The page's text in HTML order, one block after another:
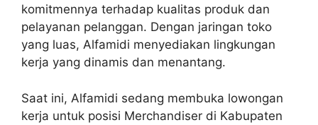
komitmennya terhadap kualitas produk dan
pelayanan pelanggan. Dengan jaringan toko
yang luas, Alfamidi menyediakan lingkungan
kerja yang dinamis dan menantang.
Saat ini, Alfamidi sedang membuka lowongan
kerja untuk posisi Merchandiser di Kabupaten